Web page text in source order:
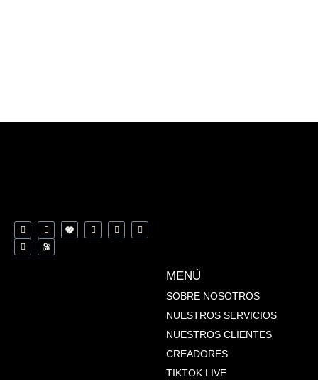
MENÚ
SOBRE NOSOTROS
NUESTROS SERVICIOS
NUESTROS CLIENTES
CREADORES
TIKTOK LIVE